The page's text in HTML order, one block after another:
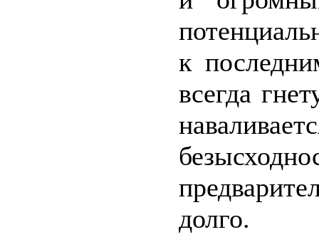
к
всегда
долго.